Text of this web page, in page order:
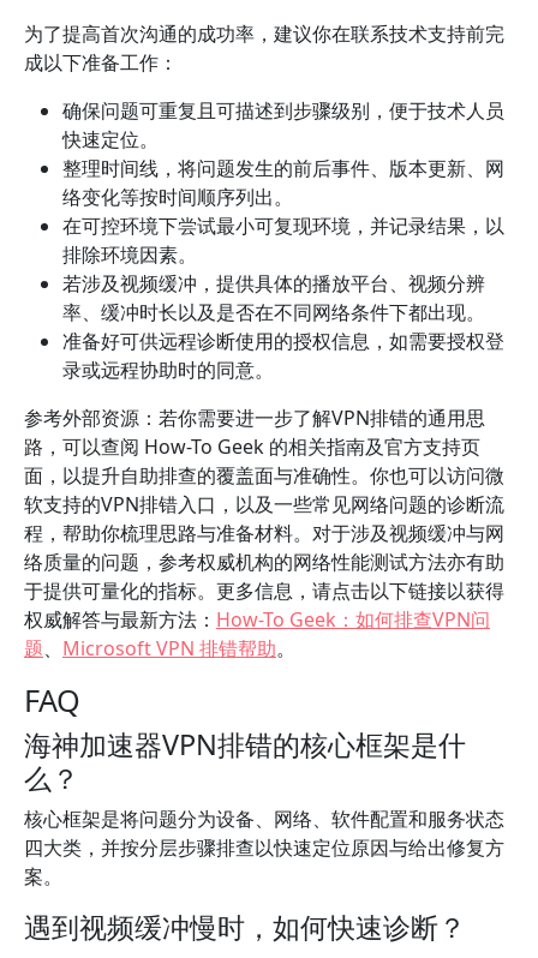
为了提高首次沟通的成功率，建议你在联系技术支持前完
成以下准备工作：
确保问题可重复且可描述到步骤级别，便于技术人员
快速定位。
整理时间线，将问题发生的前后事件、版本更新、网
络变化等按时间顺序列出。
在可控环境下尝试最小可复现环境，并记录结果，以
排除环境因素。
若涉及视频缓冲，提供具体的播放平台、视频分辨
率、缓冲时长以及是否在不同网络条件下都出现。
准备好可供远程诊断使用的授权信息，如需要授权登
录或远程协助时的同意。
参考外部资源：若你需要进一步了解VPN排错的通用思
路，可以查阅 How-To Geek 的相关指南及官方支持页
面，以提升自助排查的覆盖面与准确性。你也可以访问微
软支持的VPN排错入口，以及一些常见网络问题的诊断流
程，帮助你梳理思路与准备材料。对于涉及视频缓冲与网
络质量的问题，参考权威机构的网络性能测试方法亦有助
于提供可量化的指标。更多信息，请点击以下链接以获得
权威解答与最新方法： How-To Geek：如何排查VPN问
题、 Microsoft VPN 排错帮助。
FAQ
海神加速器VPN排错的核心框架是什
么？
核心框架是将问题分为设备、网络、软件配置和服务状态
四大类，并按分层步骤排查以快速定位原因与给出修复方
案。
遇到视频缓冲慢时，如何快速诊断？